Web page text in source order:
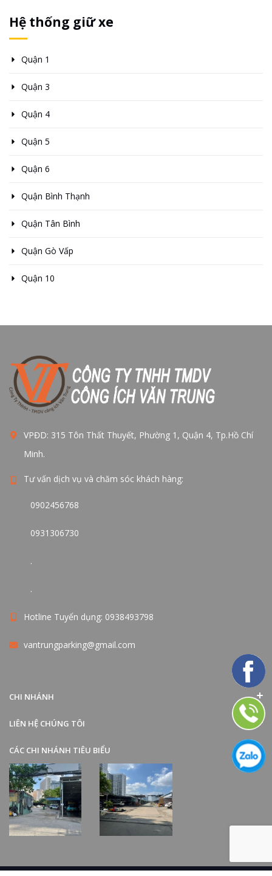
Hệ thống giữ xe
Quận 1
Quận 3
Quận 4
Quận 5
Quận 6
Quận Bình Thạnh
Quận Tân Bình
Quận Gò Vấp
Quận 10
VPĐD: 315 Tôn Thất Thuyết, Phường 1, Quận 4, Tp.Hồ Chí
Minh.
Tư vấn dịch vụ và chăm sóc khách hàng:
0902456768
0931306730
.
.
Hotline Tuyển dụng: 0938493798
vantrungparking@gmail.com
CHI NHÁNH
LIÊN HỆ CHÚNG TÔI
CÁC CHI NHÁNH TIÊU BIỂU